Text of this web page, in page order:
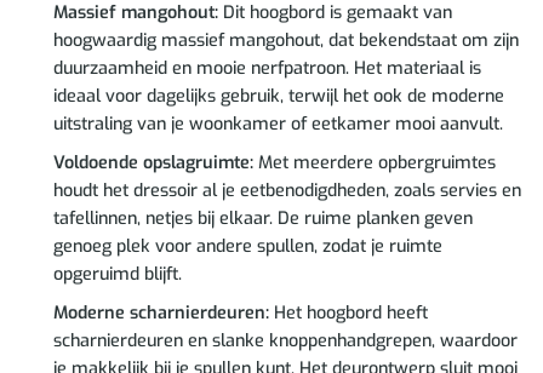
Massief mangohout:Dit hoogbord is gemaakt van
hoogwaardig massief mangohout, dat bekendstaat om zijn
duurzaamheid en mooie nerfpatroon. Het materiaal is
ideaal voor dagelijks gebruik, terwijl het ook de moderne
uitstraling van je woonkamer of eetkamer mooi aanvult.
Voldoende opslagruimte:Met meerdere opbergruimtes
houdt het dressoir al je eetbenodigdheden, zoals servies en
tafellinnen, netjes bij elkaar. De ruime planken geven
genoeg plek voor andere spullen, zodat je ruimte
opgeruimd blijft.
Moderne scharnierdeuren:Het hoogbord heeft
scharnierdeuren en slanke knoppenhandgrepen, waardoor
je makkelijk bij je spullen kunt. Het deurontwerp sluit mooi